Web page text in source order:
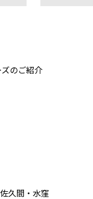
のご紹介
久間・水窪